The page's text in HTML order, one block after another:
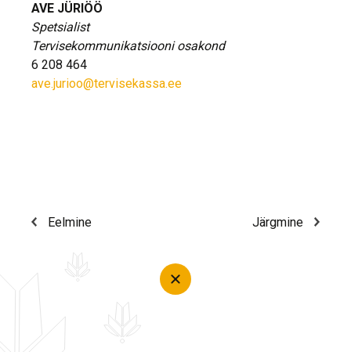
AVE JÜRIÖÖ
Spetsialist
Tervisekommunikatsiooni osakond
6 208 464
ave.jurioo@tervisekassa.ee
Eelmine Järgmine